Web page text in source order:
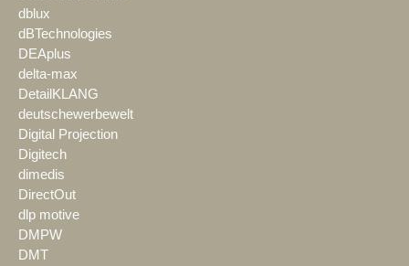
dblux
dBTechnologies
DEAplus
delta-max
DetailKLANG
deutschewerbewelt
Digital Projection
Digitech
dimedis
DirectOut
dlp motive
DMPW
DMT